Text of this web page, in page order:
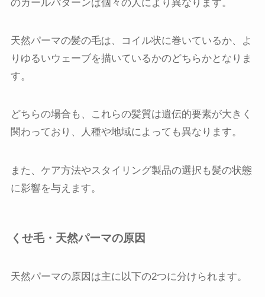
のカールパターンは個々の人により異なります。
天然パーマの髪の毛は、コイル状に巻いているか、よ
りゆるいウェーブを描いているかのどちらかとなりま
す。
どちらの場合も、これらの髪質は遺伝的要素が大きく
関わっており、人種や地域によっても異なります。
また、ケア方法やスタイリング製品の選択も髪の状態
に影響を与えます。
くせ毛・天然パーマの原因
天然パーマの原因は主に以下の2つに分けられます。